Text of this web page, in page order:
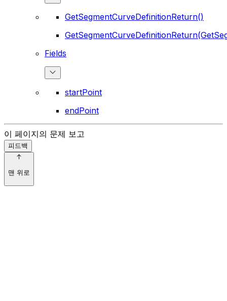
GetSegmentCurveDefinitionReturn()
Fields
startPoint
endPoint
이 페이지의 문제 보고
피드백
맨 위로